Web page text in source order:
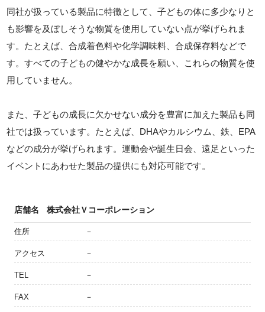
同社が扱っている製品に特徴として、子どもの体に多少なりと
も影響を及ぼしそうな物質を使用していない点が挙げられま
す。たとえば、合成着色料や化学調味料、合成保存料などで
す。すべての子どもの健やかな成長を願い、これらの物質を使
用していません。
また、子どもの成長に欠かせない成分を豊富に加えた製品も同
社では扱っています。たとえば、DHAやカルシウム、鉄、EPA
などの成分が挙げられます。運動会や誕生日会、遠足といった
イベントにあわせた製品の提供にも対応可能です。
店舗名 株式会社Ｖコーポレーション
住所 －
アクセス －
TEL －
FAX －